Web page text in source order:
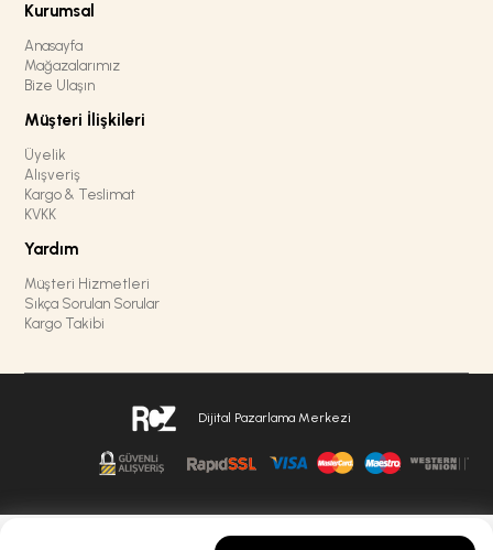
Kurumsal
Anasayfa
Mağazalarımız
Bize Ulaşın
Müşteri İlişkileri
Üyelik
Alışveriş
Kargo & Teslimat
KVKK
Yardım
Müşteri Hizmetleri
Sıkça Sorulan Sorular
Kargo Takibi
Dijital Pazarlama Merkezi